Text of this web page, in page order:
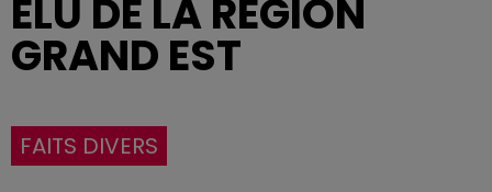
ÉLU DE LA RÉGION
GRAND EST
FAITS DIVERS